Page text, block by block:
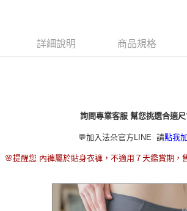
法說明評估內容。
【繳款方式說明】
用戶於交易時，得透過本服務購買商品或服務，並由
2.基於同意付款使用「大哥付你分期」之契約關係目
由本公司與您本人進行分期帳單所需資料之確認、核
3.完整用戶服務條款，請詳閱以下連結：
https://
付款後全家取貨
每筆NT$80，滿NT$790(含以上)免運費
付款後7-11取貨
詳細說明 商品規格
詢問專業客服 幫您挑選合適
💬加入法朵官方LINE 請點我
🌸提醒您 內褲屬於貼身衣褲，不適用７天鑑賞期，